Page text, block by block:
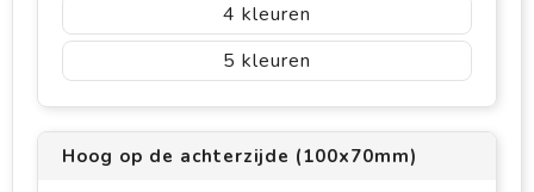
4
5
Hoog op de achterzijde (100x70mm)